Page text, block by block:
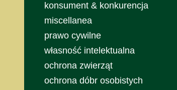
konsument & konkurencja
miscellanea
prawo cywilne
własność intelektualna
ochrona zwierząt
ochrona dóbr osobistych